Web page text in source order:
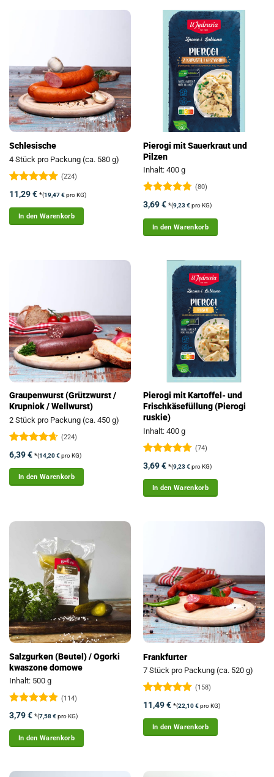
Schlesische
4 Stück pro Packung (ca. 580 g)
Bewertet
mit4.93
von 5
(224)
11,29€ *(19,47€pro KG)
In den Warenkorb
Pierogi mit Sauerkraut und
Pilzen
Inhalt: 400 g
Bewertet
mit 4.74
von 5
(80)
3,69€ *(9,23€pro KG)
In den Warenkorb
Graupenwurst (Grützwurst /
Krupniok / Wellwurst)
2 Stück pro Packung (ca. 450 g)
Bewertet
mit 4.63
von 5
(224)
6,39€ *(14,20€pro KG)
In den Warenkorb
Pierogi mit Kartoffel- und
Frischkäsefüllung (Pierogi
ruskie)
Inhalt: 400 g
Bewertet
mit 4.72
von 5
(74)
3,69€ *(9,23€pro KG)
In den Warenkorb
Salzgurken (Beutel) / Ogorki
kwaszone domowe
Inhalt: 500 g
Bewertet
mit 4.89
von 5
(114)
3,79€ *(7,58€pro KG)
In den Warenkorb
Frankfurter
7 Stück pro Packung (ca. 520 g)
Bewertet
mit4.81
von 5
(158)
11,49€ *(22,10€pro KG)
In den Warenkorb